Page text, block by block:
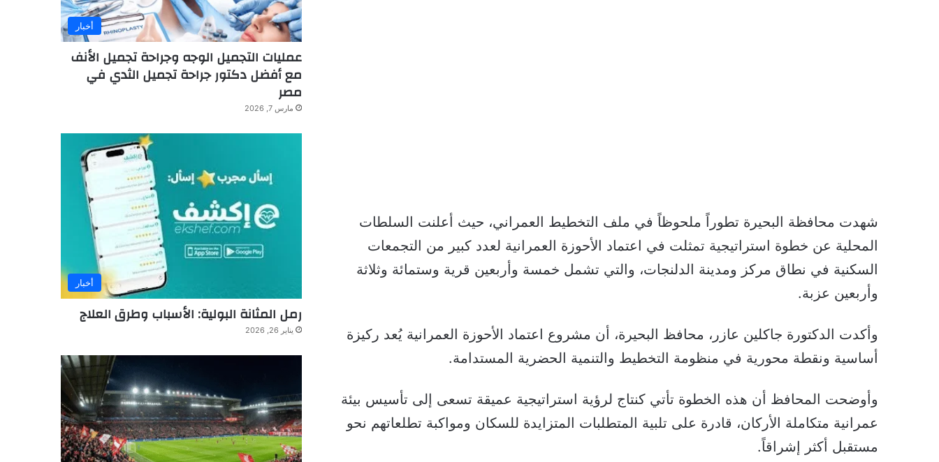
شهدت محافظة البحيرة تطوراً ملحوظاً في ملف التخطيط العمراني، حيث أعلنت السلطات
المحلية عن خطوة استراتيجية تمثلت في اعتماد الأحوزة العمرانية لعدد كبير من التجمعات
السكنية في نطاق مركز ومدينة الدلنجات، والتي تشمل خمسة وأربعين قرية وستمائة وثلاثة
وأربعين عزبة.
وأكدت الدكتورة جاكلين عازر، محافظ البحيرة، أن مشروع اعتماد الأحوزة العمرانية يُعد ركيزة
أساسية ونقطة محورية في منظومة التخطيط والتنمية الحضرية المستدامة.
وأوضحت المحافظ أن هذه الخطوة تأتي كنتاج لرؤية استراتيجية عميقة تسعى إلى تأسيس بيئة
عمرانية متكاملة الأركان، قادرة على تلبية المتطلبات المتزايدة للسكان ومواكبة تطلعاتهم نحو
مستقبل أكثر إشراقاً.
أخبار
عمليات التجميل الوجه وجراحة تجميل الأنف
مع أفضل دكتور جراحة تجميل الثدي في
مصر
مارس 7, 2026
أخبار
رمل المثانة البولية: الأسباب وطرق العلاج
يناير 26, 2026